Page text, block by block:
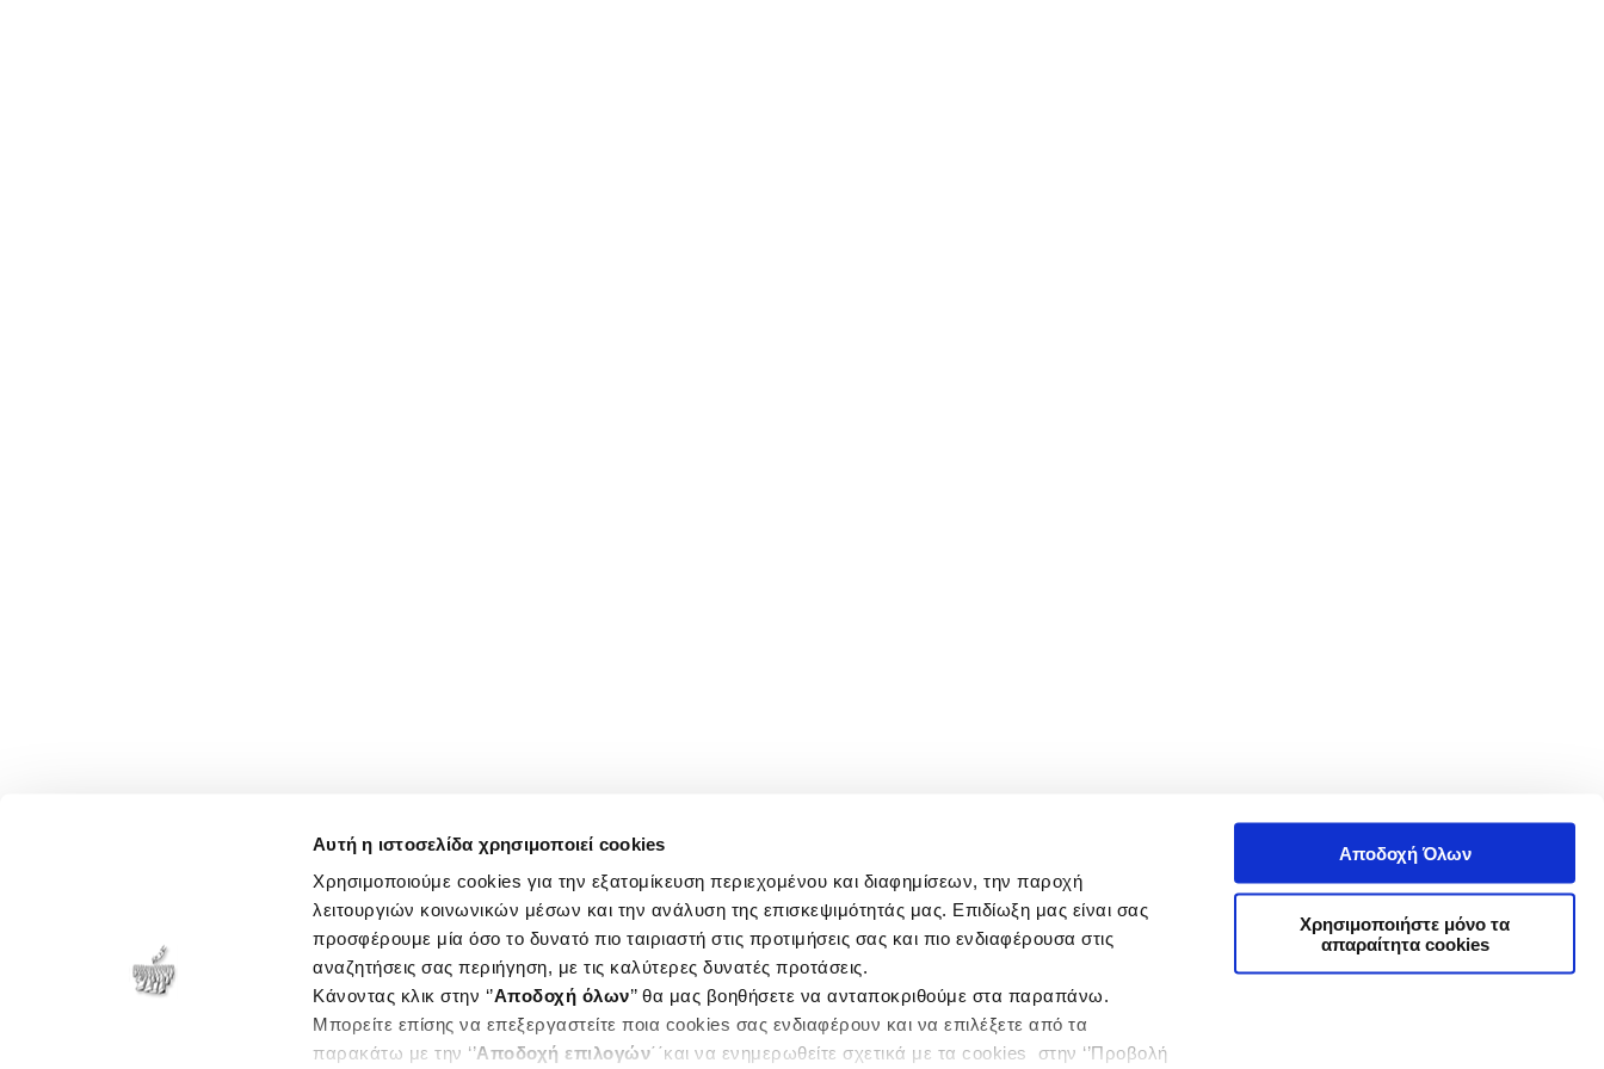
Αυτή η ιστοσελίδα χρησιμοποιεί cookies
Χρησιμοποιούμε cookies για την εξατομίκευση περιεχομένου και διαφημίσεων, την παροχή
λειτουργιών κοινωνικών μέσων και την ανάλυση της επισκεψιμότητάς μας. Επιδίωξη μας είναι σας
προσφέρουμε μία όσο το δυνατό πιο ταιριαστή στις προτιμήσεις σας και πιο ενδιαφέρουσα στις
αναζητήσεις σας περιήγηση, με τις καλύτερες δυνατές προτάσεις.
Κάνοντας κλικ στην ‘’Αποδοχή όλων’’ θα μας βοηθήσετε να ανταποκριθούμε στα παραπάνω.
Μπορείτε επίσης να επεξεργαστείτε ποια cookies σας ενδιαφέρουν και να επιλέξετε από τα
παρακάτω με την ‘’Αποδοχή επιλογών΄΄και να ενημερωθείτε σχετικά με τα cookies στην ‘’Προβολή
Αποδοχή Όλων
Χρησιμοποιήστε μόνο τα
απαραίτητα cookies